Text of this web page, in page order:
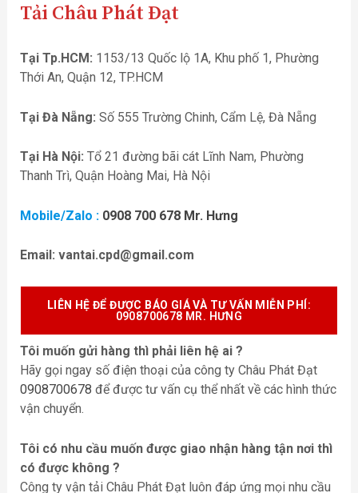
Tải Châu Phát Đạt
Tại Tp.HCM: 1153/13 Quốc lộ 1A, Khu phố 1, Phường
Thới An, Quận 12, TP.HCM
Tại Đà Nẵng: Số 555 Trường Chinh, Cẩm Lệ, Đà Nẵng
Tại Hà Nội: Tổ 21 đường bãi cát Lĩnh Nam, Phường
Thanh Trì, Quận Hoàng Mai, Hà Nội
Mobile/Zalo : 0908 700 678 Mr. Hưng
Email: vantai.cpd@gmail.com
LIÊN HỆ ĐỂ ĐƯỢC BÁO GIÁ VÀ TƯ VẤN MIỄN P HÍ:
0908700678 MR. HƯNG
Tôi muốn gửi hàng thì phải liên hệ ai ?
Hãy gọi ngay số điện thoại của công ty Châu Phát Đạt
0908700678 để được tư vấn cụ thể nhất về các hình thức
vận chuyển.
Tôi có nhu cầu muốn được giao nhận hàng tận nơi thì
có được không ?
Công ty vận tải Châu Phát Đạt luôn đáp ứng mọi nhu cầu